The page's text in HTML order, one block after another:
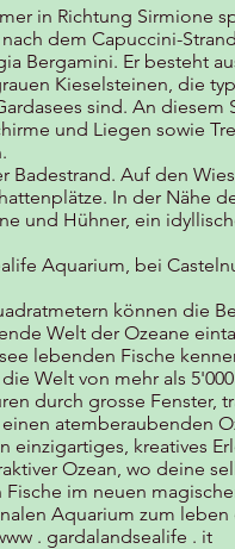
in Richtung Sirmione
dem Capuccini-
Bergamini. Er besteht
Kieselsteinen, die
sind. An diesem
und Liegen sowie
Badestrand. Auf den
In der Nähe
und Hühner, ein
Aquarium, bei
können die
Welt der Ozeane
lebenden Fische
Welt von mehr als 5'000
durch grosse Fenster,
atemberaubenden
einzigartiges, kreatives
Ozean, wo deine
Fische im neuen
Aquarium zum leben
. gardalandsealife . it